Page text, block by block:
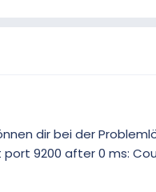
dir bei der
9200 after 0 ms: